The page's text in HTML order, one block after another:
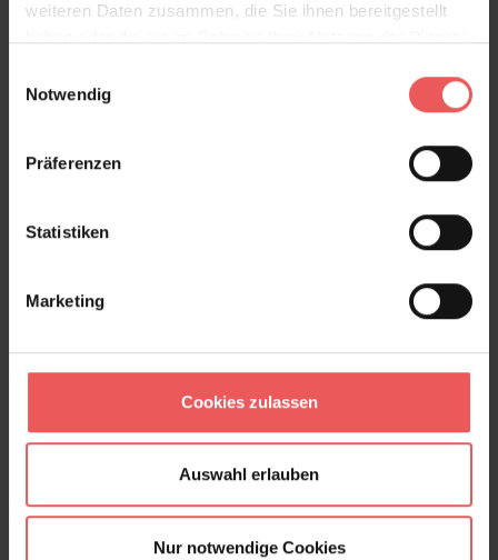
weiteren Daten zusammen, die Sie ihnen bereitgestellt
Notwendig
Präferenzen
Statistiken
Marketing
Cookies zulassen
Auswahl erlauben
Nur notwendige Cookies
Sie haben Fragen zum Produkt?
+49 (0)221 932 81 82